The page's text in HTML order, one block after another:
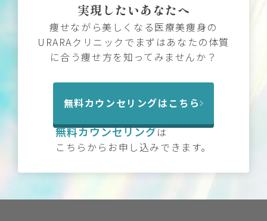
実現したいあなたへ
痩せながら美しくなる医療美痩身の
URARAクリニックでまずはあなたの体質
に合う痩せ方を知ってみませんか？
無料カウンセリングはこちら
無料カウンセリングは
こちらからお申し込みできます。